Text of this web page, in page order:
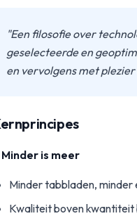
"Een filosofie over
geselecteerde en
en vervolgens met
Minder is meer
Minder tabbladen,
Kwaliteit boven kwantiteit